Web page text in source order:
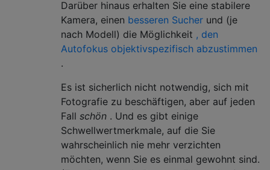
Darüber hinaus erhalten Sie eine stabilere
Kamera, einen besseren Sucher und (je
nach Modell) die Möglichkeit , den
Autofokus objektivspezifisch abzustimmen
.
Es ist sicherlich nicht notwendig, sich mit
Fotografie zu beschäftigen, aber auf jeden
Fall schön . Und es gibt einige
Schwellwertmerkmale, auf die Sie
wahrscheinlich nie mehr verzichten
möchten, wenn Sie es einmal gewohnt sind.